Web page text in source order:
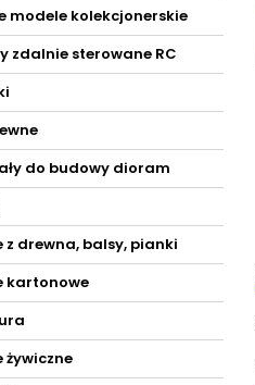
modele kolekcjonerskie
zdalnie sterowane RC
do budowy dioram
z drewna, balsy, pianki
kartonowe
żywiczne